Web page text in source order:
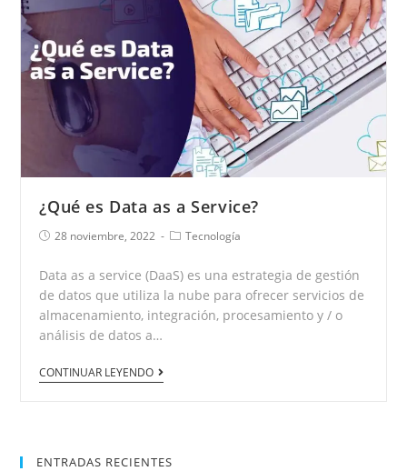
¿Qué es Data as a Service?
28 noviembre, 2022 Tecnología
Data as a service (DaaS) es una estrategia de gestión
de datos que utiliza la nube para ofrecer servicios de
almacenamiento, integración, procesamiento y / o
análisis de datos a…
CONTINUAR LEYENDO
ENTRADAS RECIENTES